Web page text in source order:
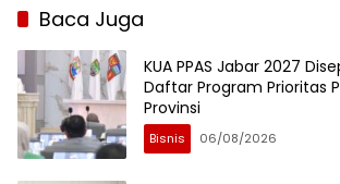
Baca Juga
KUA PPAS Jabar 2027
Daftar Program Prioritas
Provinsi
Bisnis 06/08/2026